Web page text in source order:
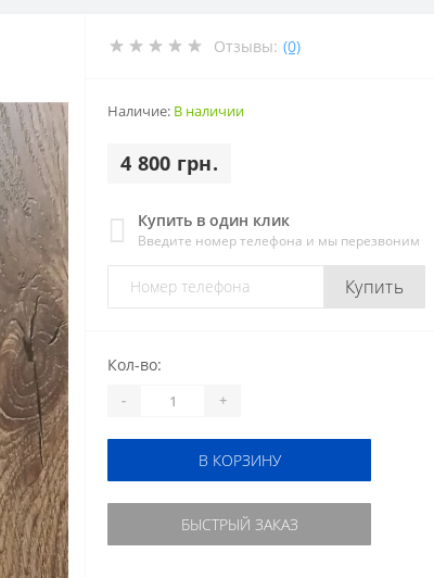
Отзывы: (0)
Наличие: В наличии
4 800 грн.
Купить в один клик
Введите номер телефона и мы перезвоним
Купить
Кол-во:
- +
В КОРЗИНУ
БЫСТРЫЙ ЗАКАЗ